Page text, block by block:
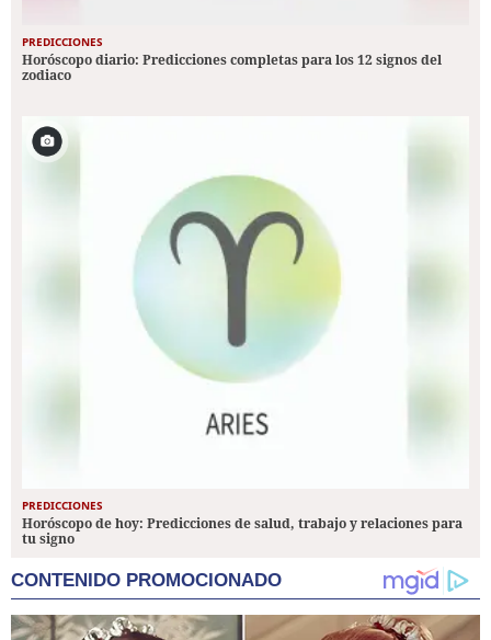
PREDICCIONES
Horóscopo diario: Predicciones completas para los 12 signos del
zodiaco
PREDICCIONES
Horóscopo de hoy: Predicciones de salud, trabajo y relaciones para
tu signo
CONTENIDO PROMOCIONADO